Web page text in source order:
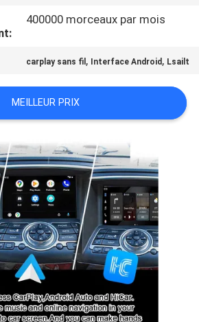
400000 morceaux par mois
carplay sans fil , Interface Android , Lsailt
MEILLEUR PRIX